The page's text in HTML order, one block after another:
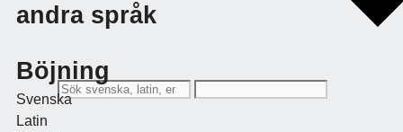
andra språk
Böjning
Svenska
Latin